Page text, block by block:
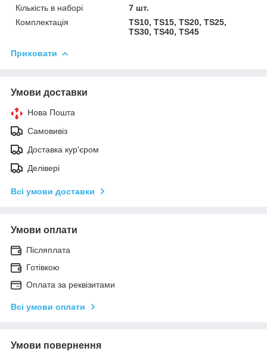
Кількість в наборі
7 шт.
Комплектація
TS10, TS15, TS20, TS25,
TS30, TS40, TS45
Приховати
Умови доставки
Нова Пошта
Самовивіз
Доставка кур'єром
Делівері
Всі умови доставки
Умови оплати
Післяплата
Готівкою
Оплата за реквізитами
Всі умови оплати
Умови повернення